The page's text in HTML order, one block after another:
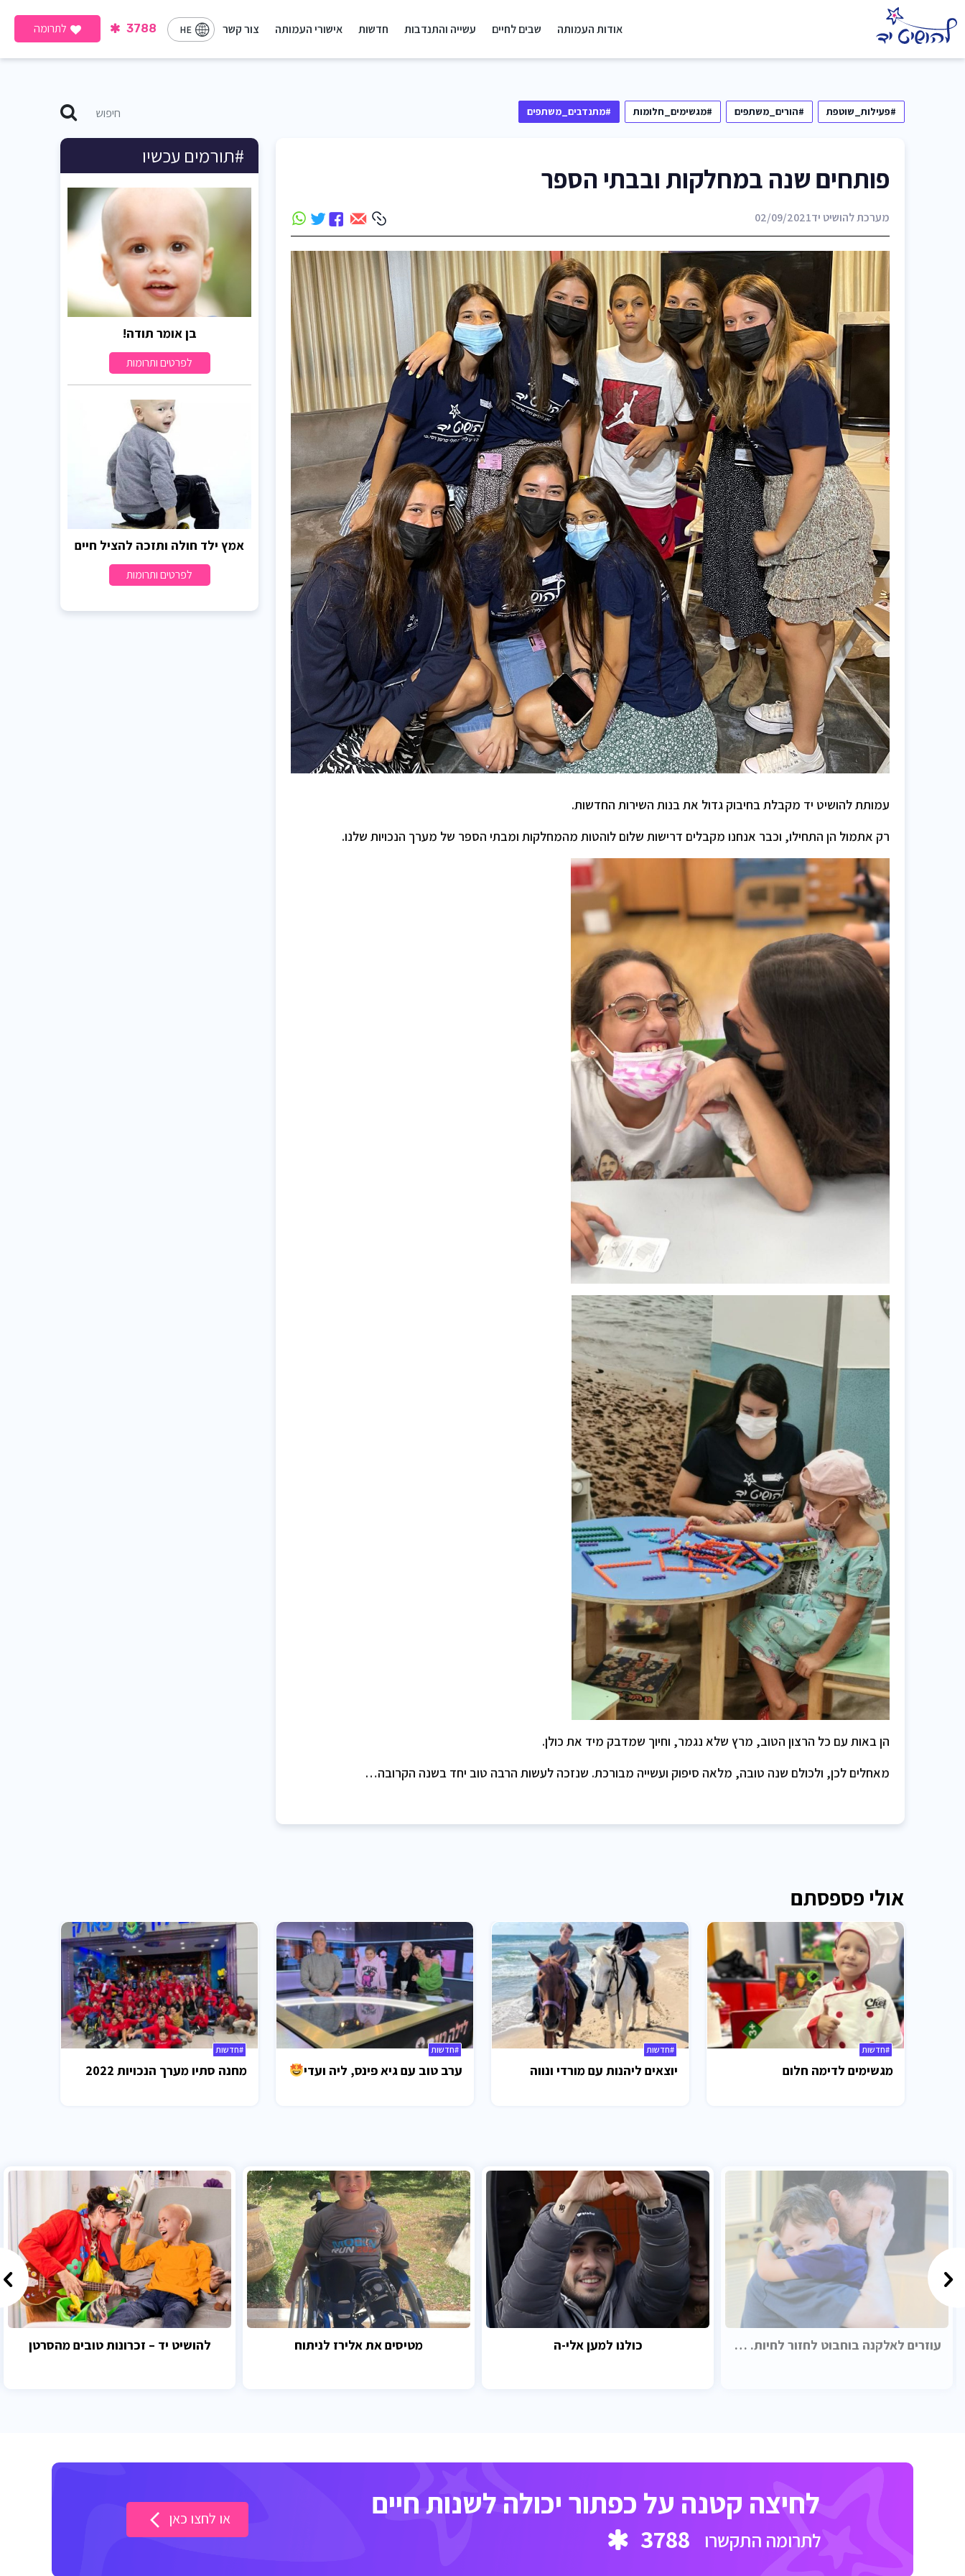
אודות העמותה שבים לחיים עשייה והתנדבות חדשות אישורי העמותה צור קשר HE
3788 לתרומה
#פעילות_שוטפת #הורים_משתפים #מגשימים_חלומות #מתנדבים_משתפים
פותחים שנה במחלקות ובבתי הספר
מערכת להושיט יד02/09/2021
עמותת להושיט יד מקבלת בחיבוק גדול את בנות השירות החדשות.
רק אתמול הן התחילו, וכבר אנחנו מקבלים דרישות שלום לוהטות מהמחלקות ומבתי הספר של מערך הנכויות שלנו.
הן באות עם כל הרצון הטוב, מרץ שלא נגמר, וחיוך שמדבק מיד את כולן.
מאחלים לכן, ולכולם שנה טובה, מלאה סיפוק ועשייה מבורכת. שנזכה לעשות הרבה טוב יחד בשנה הקרובה…
#תורמים עכשיו
בן אומר תודה!
לפרטים ותרומות
אמץ ילד חולה ותזכה להציל חיים
לפרטים ותרומות
אולי פספסתם
#חדשות
מגשימים לדימה חלום
#חדשות
יוצאים ליהנות עם מורדי ונווה
#חדשות
ערב טוב עם גיא פינס, ליה ועדי
#חדשות
מחנה סתיו מערך הנכויות 2022
עוזרים לאלקנה בוחבוט לחזור לחיות. בכבוד. כולנו למען אלי-ה מטיסים את אלירז לניתוח להושיט יד – זכרונות טובים מהסרטן
לחיצה קטנה על כפתור יכולה לשנות חיים
לתרומה התקשרו 3788
או לחצו כאן